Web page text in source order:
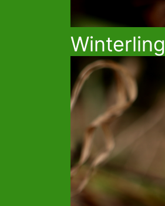
Winterling